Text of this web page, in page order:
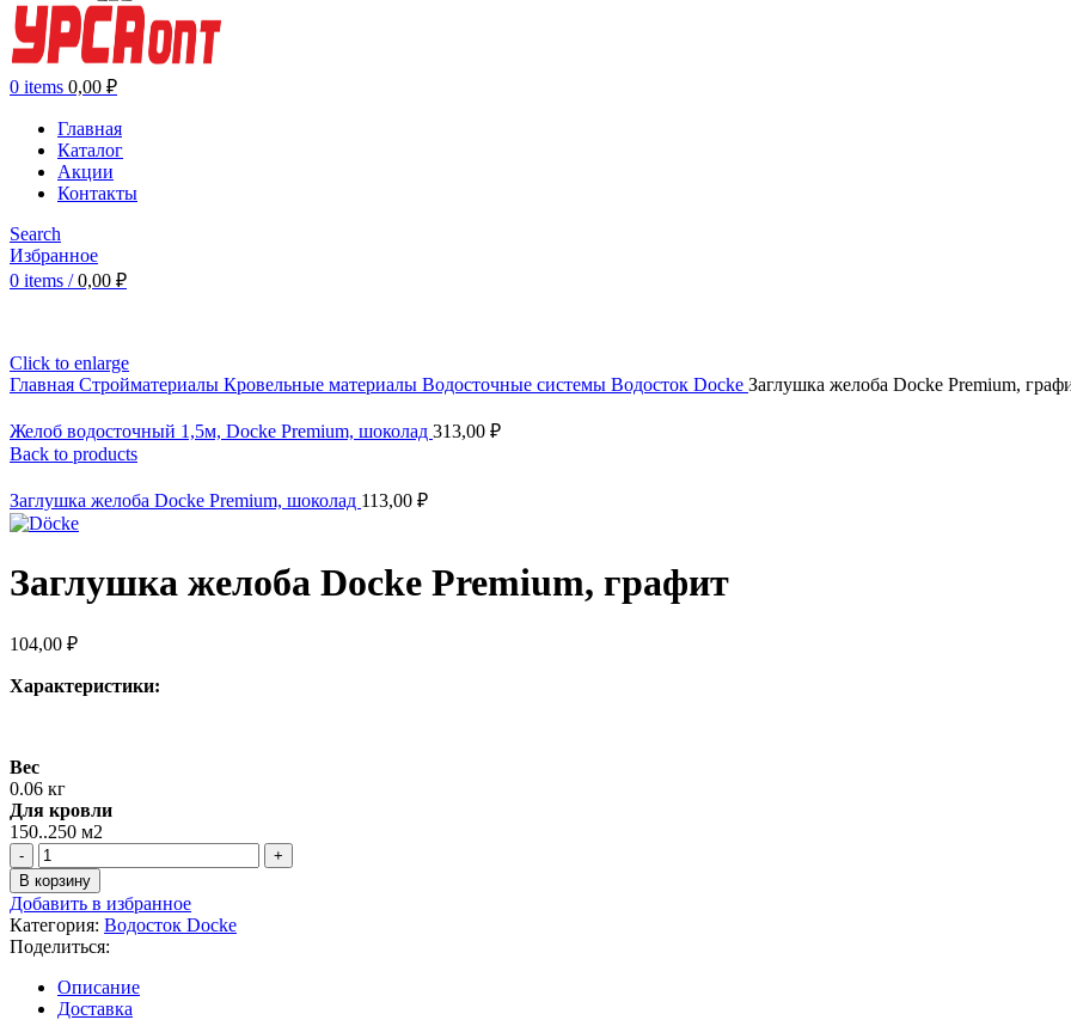
0 items 0,00 ₽
Главная
Каталог
Акции
Контакты
Search
Избранное
0 items / 0,00 ₽
Click to enlarge
Главная Стройматериалы Кровельные материалы Водосточные системы Водосток Docke Заглушка желоба Docke Premium,
Желоб водосточный 1,5м, Docke Premium, шоколад 313,00 ₽
Back to products
Заглушка желоба Docke Premium, шоколад 113,00 ₽
Заглушка желоба Docke Premium, графит
104,00 ₽
Характеристики:
Вес
0.06 кг
Для кровли
150..250 м2
Количество
товара
Заглушка
желоба
Docke
Premium,
графит
В корзину
Добавить в избранное
Категория: Водосток Docke
Поделиться:
Описание
Доставка